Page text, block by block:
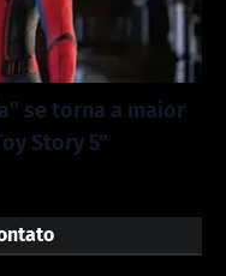
se torna a maior
Story 5"